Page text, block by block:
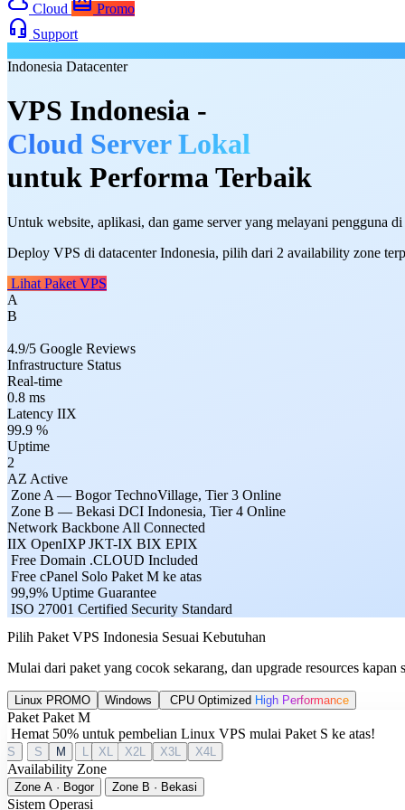
Cloud Promo
headset_mic Support
Indonesia Datacenter
VPS Indonesia -
Cloud Server Lokal
untuk Performa Terbaik
Untuk website, aplikasi, dan game server yang melayani pengguna di
Deploy VPS di datacenter Indonesia, pilih dari 2 availability zone
Lihat Paket VPS
A
B
4.9/5 Google Reviews
Infrastructure Status
Real-time
0.8 ms
Latency IIX
99.9 %
Uptime
2
AZ Active
Zone A — BogorTechnoVillage, Tier 3 Online
Zone B — Bekasi DCI Indonesia, Tier 4 Online
Network Backbone All Connected
IIX OpenIXPJKT-IX BIX EPIX
Free Domain .CLOUD Included
Free cPanel Solo Paket M ke atas
99,9% Uptime Guarantee
ISO 27001 Certified Security Standard
Pilih Paket VPS Indonesia Sesuai Kebutuhan
Mulai dari paket yang cocok sekarang, dan upgrade resources
Linux PROMO Windows CPU Optimized High Performance
Paket Paket M
Hemat 50% untuk pembelian Linux VPS mulai Paket S ke atas!
XS S M L XL X2L X3L X4L
Availability Zone
Zone A · Bogor Zone B · Bekasi
Sistem Operasi